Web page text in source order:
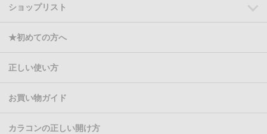
ショップリスト
★初めての方へ
正しい使い方
お買い物ガイド
カラコンの正しい開け方